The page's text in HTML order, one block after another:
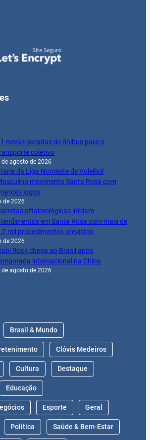
novas paradas de ônibus para o
coletivo
de agosto de 2026
da Liga Noroeste de Voleibol
movimenta Santa Rosa com
jogos
de 2026
oftalmológicas iniciam
em Santa Rosa com mais de
mil procedimentos previstos
de 2026
Rock chega ao Brasil após
internacional na China
de agosto de 2026
Brasil & Mundo
Clóvis Medeiros
Cultura Destaque
Educação
Esporte Geral
Política Saúde & Bem-Estar